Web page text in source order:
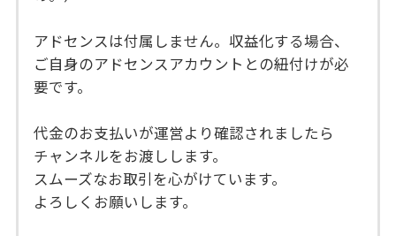
アドセンスは付属しません。収益化する場合、
ご自身のアドセンスアカウントとの紐付けが必
要です。
代金のお支払いが運営より確認されましたら
チャンネルをお渡しします。
スムーズなお取引を心がけています。
よろしくお願いします。